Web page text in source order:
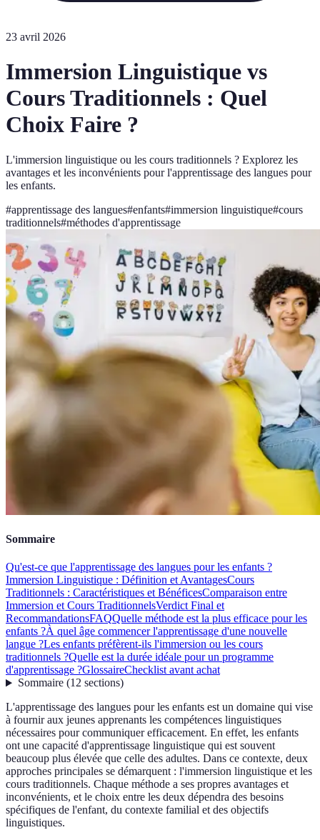
23 avril 2026
Immersion Linguistique vs
Cours Traditionnels : Quel
Choix Faire ?
L'immersion linguistique ou les cours traditionnels ? Explorez les
avantages et les inconvénients pour l'apprentissage des langues pour
les enfants.
#apprentissage des langues#enfants#immersion linguistique#cours
traditionnels#méthodes d'apprentissage
Sommaire
Qu'est-ce que l'apprentissage des langues pour les enfants ?
Immersion Linguistique : Définition et AvantagesCours
Traditionnels : Caractéristiques et BénéficesComparaison entre
Immersion et Cours TraditionnelsVerdict Final et
RecommandationsFAQQuelle méthode est la plus efficace pour les
enfants ?À quel âge commencer l'apprentissage d'une nouvelle
langue ?Les enfants préfèrent-ils l'immersion ou les cours
traditionnels ?Quelle est la durée idéale pour un programme
d'apprentissage ?GlossaireChecklist avant achat
Sommaire(12 sections)
L'apprentissage des langues pour les enfants est un domaine qui vise
à fournir aux jeunes apprenants les compétences linguistiques
nécessaires pour communiquer efficacement. En effet, les enfants
ont une capacité d'apprentissage linguistique qui est souvent
beaucoup plus élevée que celle des adultes. Dans ce contexte, deux
approches principales se démarquent : l'immersion linguistique et les
cours traditionnels. Chaque méthode a ses propres avantages et
inconvénients, et le choix entre les deux dépendra des besoins
spécifiques de l'enfant, du contexte familial et des objectifs
linguistiques.